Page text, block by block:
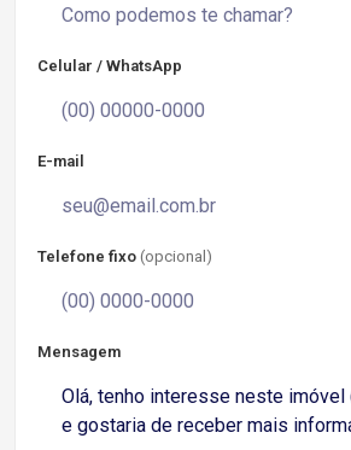
Celular / WhatsApp
E-mail
Telefone fixo (opcional)
Mensagem